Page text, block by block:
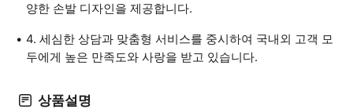
양한 손발 디자인을 제공합니다.
4. 세심한 상담과 맞춤형 서비스를 중시하여 국내외 고객 모
두에게 높은 만족도와 사랑을 받고 있습니다.
상품설명